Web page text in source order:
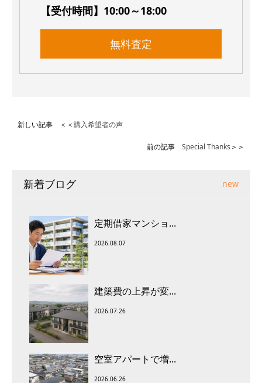
【受付時間】10:00～18:00
無料査定
新しい記事 ＜＜購入希望者の声
前の記事 Special Thanks ＞＞
新着ブログ new
定期借家マンショ...
2026.08.07
建築費の上昇が変...
2026.07.26
空室アパートで増...
2026.06.26